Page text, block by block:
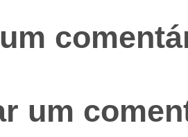
um